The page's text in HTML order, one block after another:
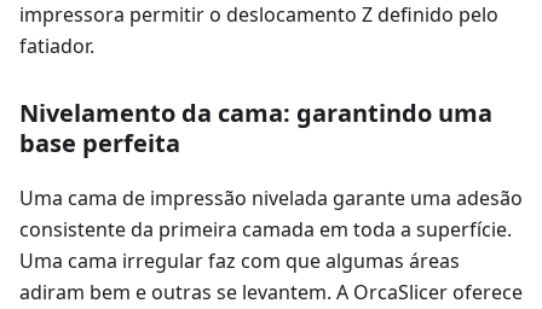
impressora permitir o deslocamento Z definido pelo
fatiador.
Nivelamento da cama: garantindo uma
base perfeita
Uma cama de impressão nivelada garante uma adesão
consistente da primeira camada em toda a superfície.
Uma cama irregular faz com que algumas áreas
adiram bem e outras se levantem. A OrcaSlicer oferece